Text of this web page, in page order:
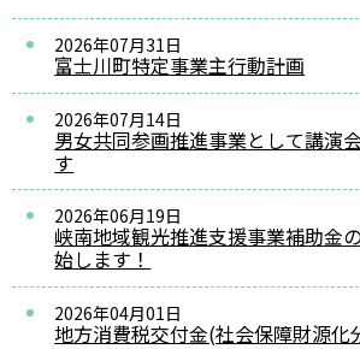
2026年07月31日
富士川町特定事業主行動計画
2026年07月14日
男女共同参画推進事業として講演
す
2026年06月19日
峡南地域観光推進支援事業補助金
始します！
2026年04月01日
地方消費税交付金(社会保障財源化